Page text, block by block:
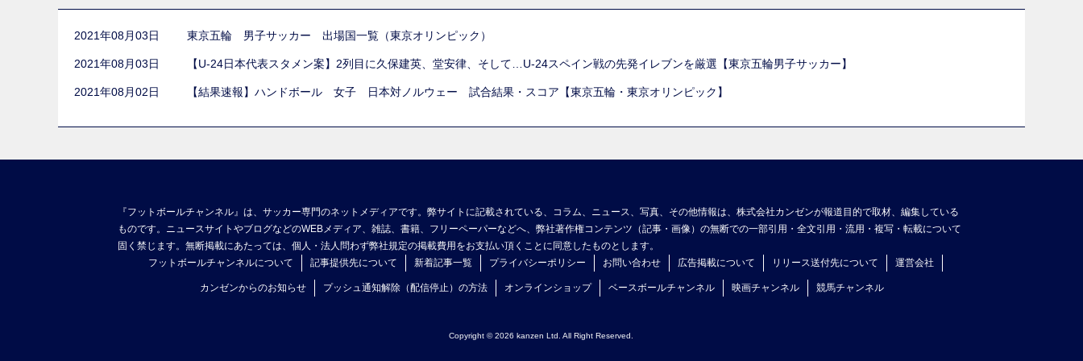
2021年08月03日 東京五輪 男子サッカー 出場国一覧（東京オリンピック）
2021年08月03日 【U-24日本代表スタメン案】2列目に久保建英、堂安律、そして…U-24スペイン戦の先発イレブンを厳選【東京五輪男子サッカー】
2021年08月02日 【結果速報】ハンドボール 女子 日本対ノルウェー 試合結果・スコア【東京五輪・東京オリンピック】
『フットボールチャンネル』は、サッカー専門のネットメディアです。弊サイトに記載されている、コラム、ニュース、写真、その他情報は、株式会社カンゼンが報道目的で取材、編集している
ものです。ニュースサイトやブログなどのWEBメディア、雑誌、書籍、フリーペーパーなどへ、弊社著作権コンテンツ（記事・画像）の無断での一部引用・全文引用・流用・複写・転載について
固く禁じます。無断掲載にあたっては、個人・法人問わず弊社規定の掲載費用をお支払い頂くことに同意したものとします。
フットボールチャンネルについて
記事提供先について 新着記事一覧 プライバシーポリシー お問い合わせ 広告掲載について リリース送付先について 運営会社
カンゼンからのお知らせ プッシュ通知解除（配信停止）の方法 オンラインショップ ベースボールチャンネル 映画チャンネル 競馬チャンネル
Copyright © 2026 kanzen Ltd. All Right Reserved.